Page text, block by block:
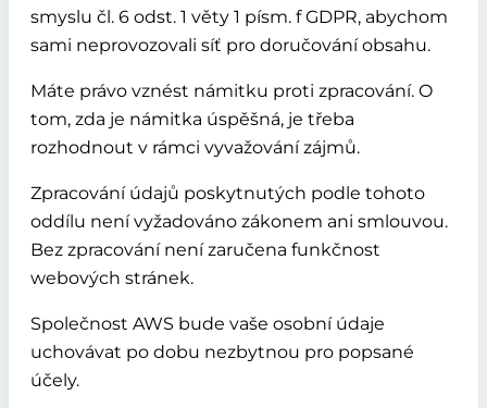
smyslu čl. 6 odst. 1 věty 1 písm. f GDPR, abychom
sami neprovozovali síť pro doručování obsahu.
Máte právo vznést námitku proti zpracování. O
tom, zda je námitka úspěšná, je třeba
rozhodnout v rámci vyvažování zájmů.
Zpracování údajů poskytnutých podle tohoto
oddílu není vyžadováno zákonem ani smlouvou.
Bez zpracování není zaručena funkčnost
webových stránek.
Společnost AWS bude vaše osobní údaje
uchovávat po dobu nezbytnou pro popsané
účely.